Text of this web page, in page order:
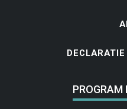
PROGRAM